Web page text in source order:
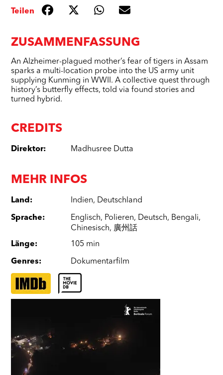
ZUSAMMENFASSUNG
An Alzheimer-plagued mother’s fear of tigers in Assam
sparks a multi-location probe into the US army unit
supplying Kunming in WWII. A collective quest through
history’s butterfly effects, told via found stories and
turned hybrid.
CREDITS
Direktor: Madhusree Dutta
MEHR INFOS
Land: Indien, Deutschland
Sprache: Englisch, Polieren, Deutsch, Bengali,
Chinesisch, 廣州話
Länge: 105 min
Genres: Dokumentarfilm
Teilen